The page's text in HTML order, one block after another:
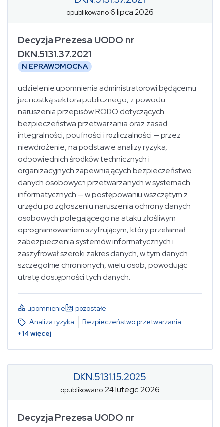
opublikowano 6 lipca 2026
Decyzja Prezesa UODO nr
DKN.5131.37.2021
NIEPRAWOMOCNA
udzielenie upomnienia administratorowi będącemu
jednostką sektora publicznego, z powodu
naruszenia przepisów RODO dotyczących
bezpieczeństwa przetwarzania oraz zasad
integralności, poufności i rozliczalności — przez
niewdrożenie, na podstawie analizy ryzyka,
odpowiednich środków technicznych i
organizacyjnych zapewniających bezpieczeństwo
danych osobowych przetwarzanych w systemach
informatycznych — w postępowaniu wszczętym z
urzędu po zgłoszeniu naruszenia ochrony danych
osobowych polegającego na ataku złośliwym
oprogramowaniem szyfrującym, który przełamał
zabezpieczenia systemów informatycznych i
zaszyfrował szeroki zakres danych, w tym danych
szczególnie chronionych, wielu osób, powodując
utratę dostępności tych danych.
upomnienie
pozostałe
Analiza ryzyka
Bezpieczeństwo przetwarzania...
+14 więcej
DKN.5131.15.2025
opublikowano 24 lutego 2026
Decyzja Prezesa UODO nr